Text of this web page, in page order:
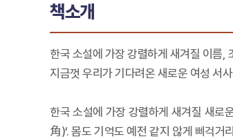
책소개
한국 소설에 가장 강렬하게 새겨질 이름,
지금껏 우리가 기다려온 새로운 여성 서
한국 소설에 가장 강렬하게 새겨질 새로
角)’. 몸도 기억도 예전 같지 않게 삐걱거